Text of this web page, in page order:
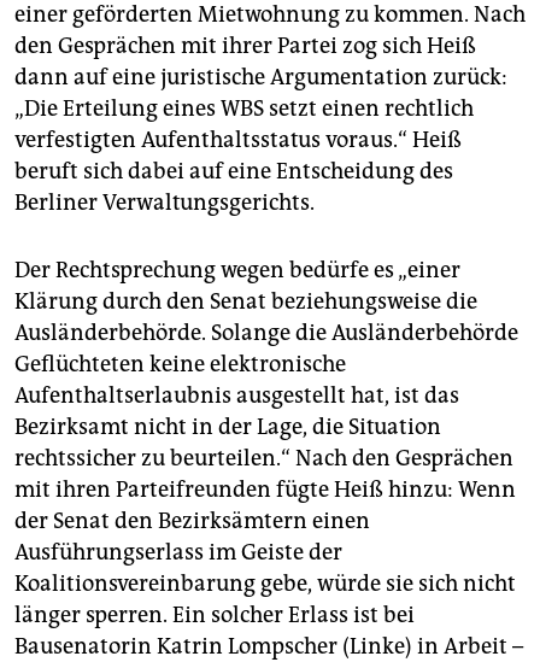
einer geförderten Mietwohnung zu kommen. Nach
den Gesprächen mit ihrer Partei zog sich Heiß
dann auf eine juristische Argumentation zurück:
„Die Erteilung eines WBS setzt einen rechtlich
verfestigten Aufenthaltsstatus voraus.“ Heiß
beruft sich dabei auf eine Entscheidung des
Berliner Verwaltungsgerichts.
Der Rechtsprechung wegen bedürfe es „einer
Klärung durch den Senat beziehungsweise die
Ausländerbehörde. Solange die Ausländerbehörde
Geflüchteten keine elektronische
Aufenthaltserlaubnis ausgestellt hat, ist das
Bezirksamt nicht in der Lage, die Situation
rechtssicher zu beurteilen.“ Nach den Gesprächen
mit ihren Parteifreunden fügte Heiß hinzu: Wenn
der Senat den Bezirksämtern einen
Ausführungserlass im Geiste der
Koalitionsvereinbarung gebe, würde sie sich nicht
länger sperren. Ein solcher Erlass ist bei
Bausenatorin Katrin Lompscher (Linke) in Arbeit –